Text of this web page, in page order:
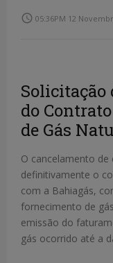
access_time 05:36PM 12
Solicitação
do
de Gás
O cancelamento
definitivamente o
com a Bahiagás,
fornecimento de
emissão do
gás ocorrido até a